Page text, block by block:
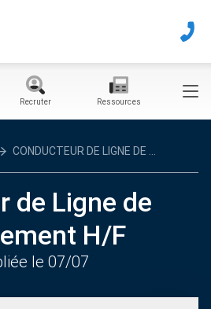
Recruter Ressources
CONDUCTEUR DE LIGNE DE ...
de Ligne de
H/F
le 07/07